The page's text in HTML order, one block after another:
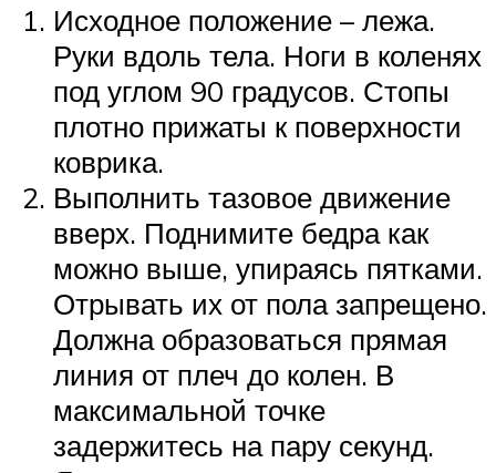
Исходное положение – лежа.
Руки вдоль тела. Ноги в коленях
под углом 90 градусов. Стопы
плотно прижаты к поверхности
коврика.
Выполнить тазовое движение
вверх. Поднимите бедра как
можно выше, упираясь пятками.
Отрывать их от пола запрещено.
Должна образоваться прямая
линия от плеч до колен. В
максимальной точке
задержитесь на пару секунд.